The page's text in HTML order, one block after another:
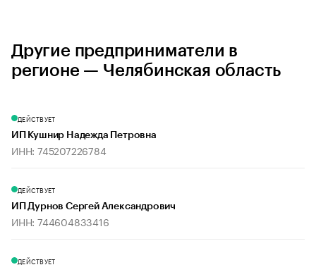
Другие предприниматели в
регионе — Челябинская область
ДЕЙСТВУЕТ
ИП Кушнир Надежда Петровна
ИНН: 745207226784
ДЕЙСТВУЕТ
ИП Дурнов Сергей Александрович
ИНН: 744604833416
ДЕЙСТВУЕТ